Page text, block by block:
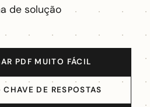
de solução
PDF MUITO FÁCIL
DE RESPOSTAS